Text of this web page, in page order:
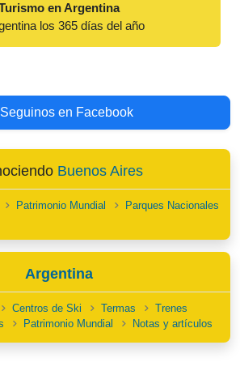
en Argentina
los 365 días del año
Seguinos en Facebook
Buenos Aires
Patrimonio Mundial
Parques Nacionales
Argentina
Centros de Ski Termas
Trenes
Patrimonio Mundial Notas y artículos